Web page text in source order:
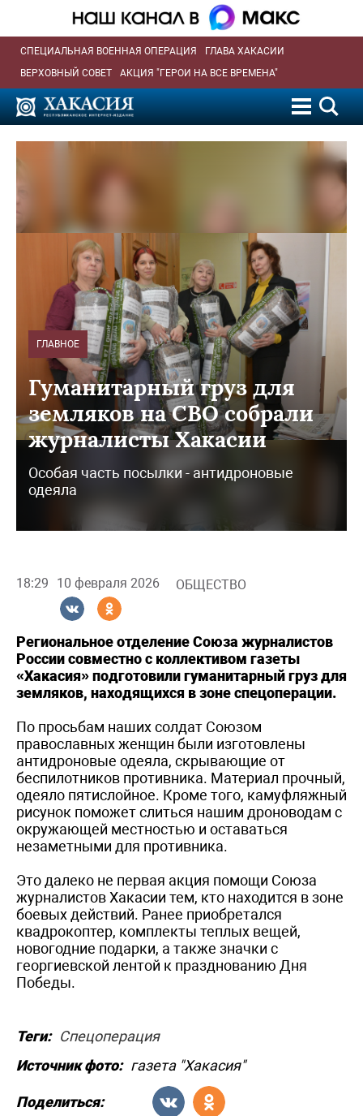
СПЕЦИАЛЬНАЯ ВОЕННАЯ ОПЕРАЦИЯ
ГЛАВА ХАКАСИИ
ВЕРХОВНЫЙ СОВЕТ
АКЦИЯ "ГЕРОИ НА ВСЕ ВРЕМЕНА"
ГЛАВНОЕ
Гуманитарный груз для
земляков на СВО собрали
журналисты Хакасии
Особая часть посылки - антидроновые
одеяла
18:29 10 февраля 2026 ОБЩЕСТВО
Региональное отделение Союза журналистов
России совместно с коллективом газеты
«Хакасия» подготовили гуманитарный груз для
земляков, находящихся в зоне спецоперации.
По просьбам наших солдат Союзом
православных женщин были изготовлены
антидроновые одеяла, скрывающие от
беспилотников противника. Материал прочный,
одеяло пятислойное. Кроме того, камуфляжный
рисунок поможет слиться нашим дроноводам с
окружающей местностью и оставаться
незаметными для противника.
Это далеко не первая акция помощи Союза
журналистов Хакасии тем, кто находится в зоне
боевых действий. Ранее приобретался
квадрокоптер, комплекты теплых вещей,
новогодние подарки, а также значки с
георгиевской лентой к празднованию Дня
Победы.
Теги: Спецоперация
Источник фото: газета "Хакасия"
Поделиться: